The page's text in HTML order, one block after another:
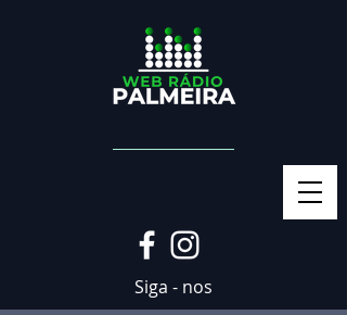
Siga - nos